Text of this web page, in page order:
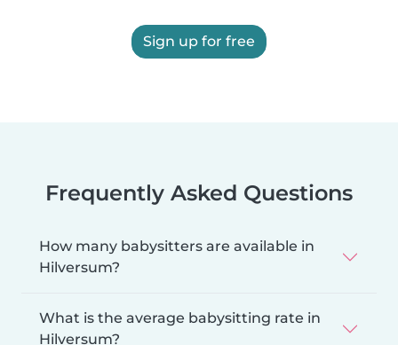
Sign up for free
Frequently Asked Questions
How many babysitters are available in
Hilversum?
What is the average babysitting rate in
Hilversum?